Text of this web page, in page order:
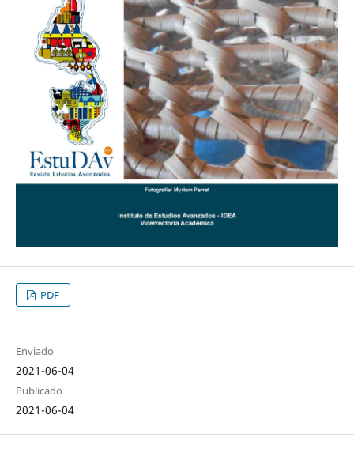
PDF
Enviado
2021-06-04
Publicado
2021-06-04